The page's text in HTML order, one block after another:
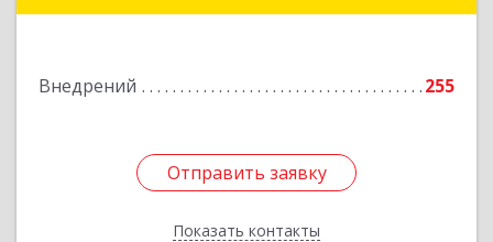
Внедрений 255
Отправить заявку
Показать контакты
Отправить заявку
Назад